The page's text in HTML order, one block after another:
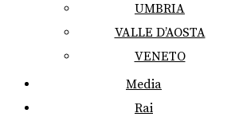
UMBRIA
VALLE D’AOSTA
VENETO
Media
Rai